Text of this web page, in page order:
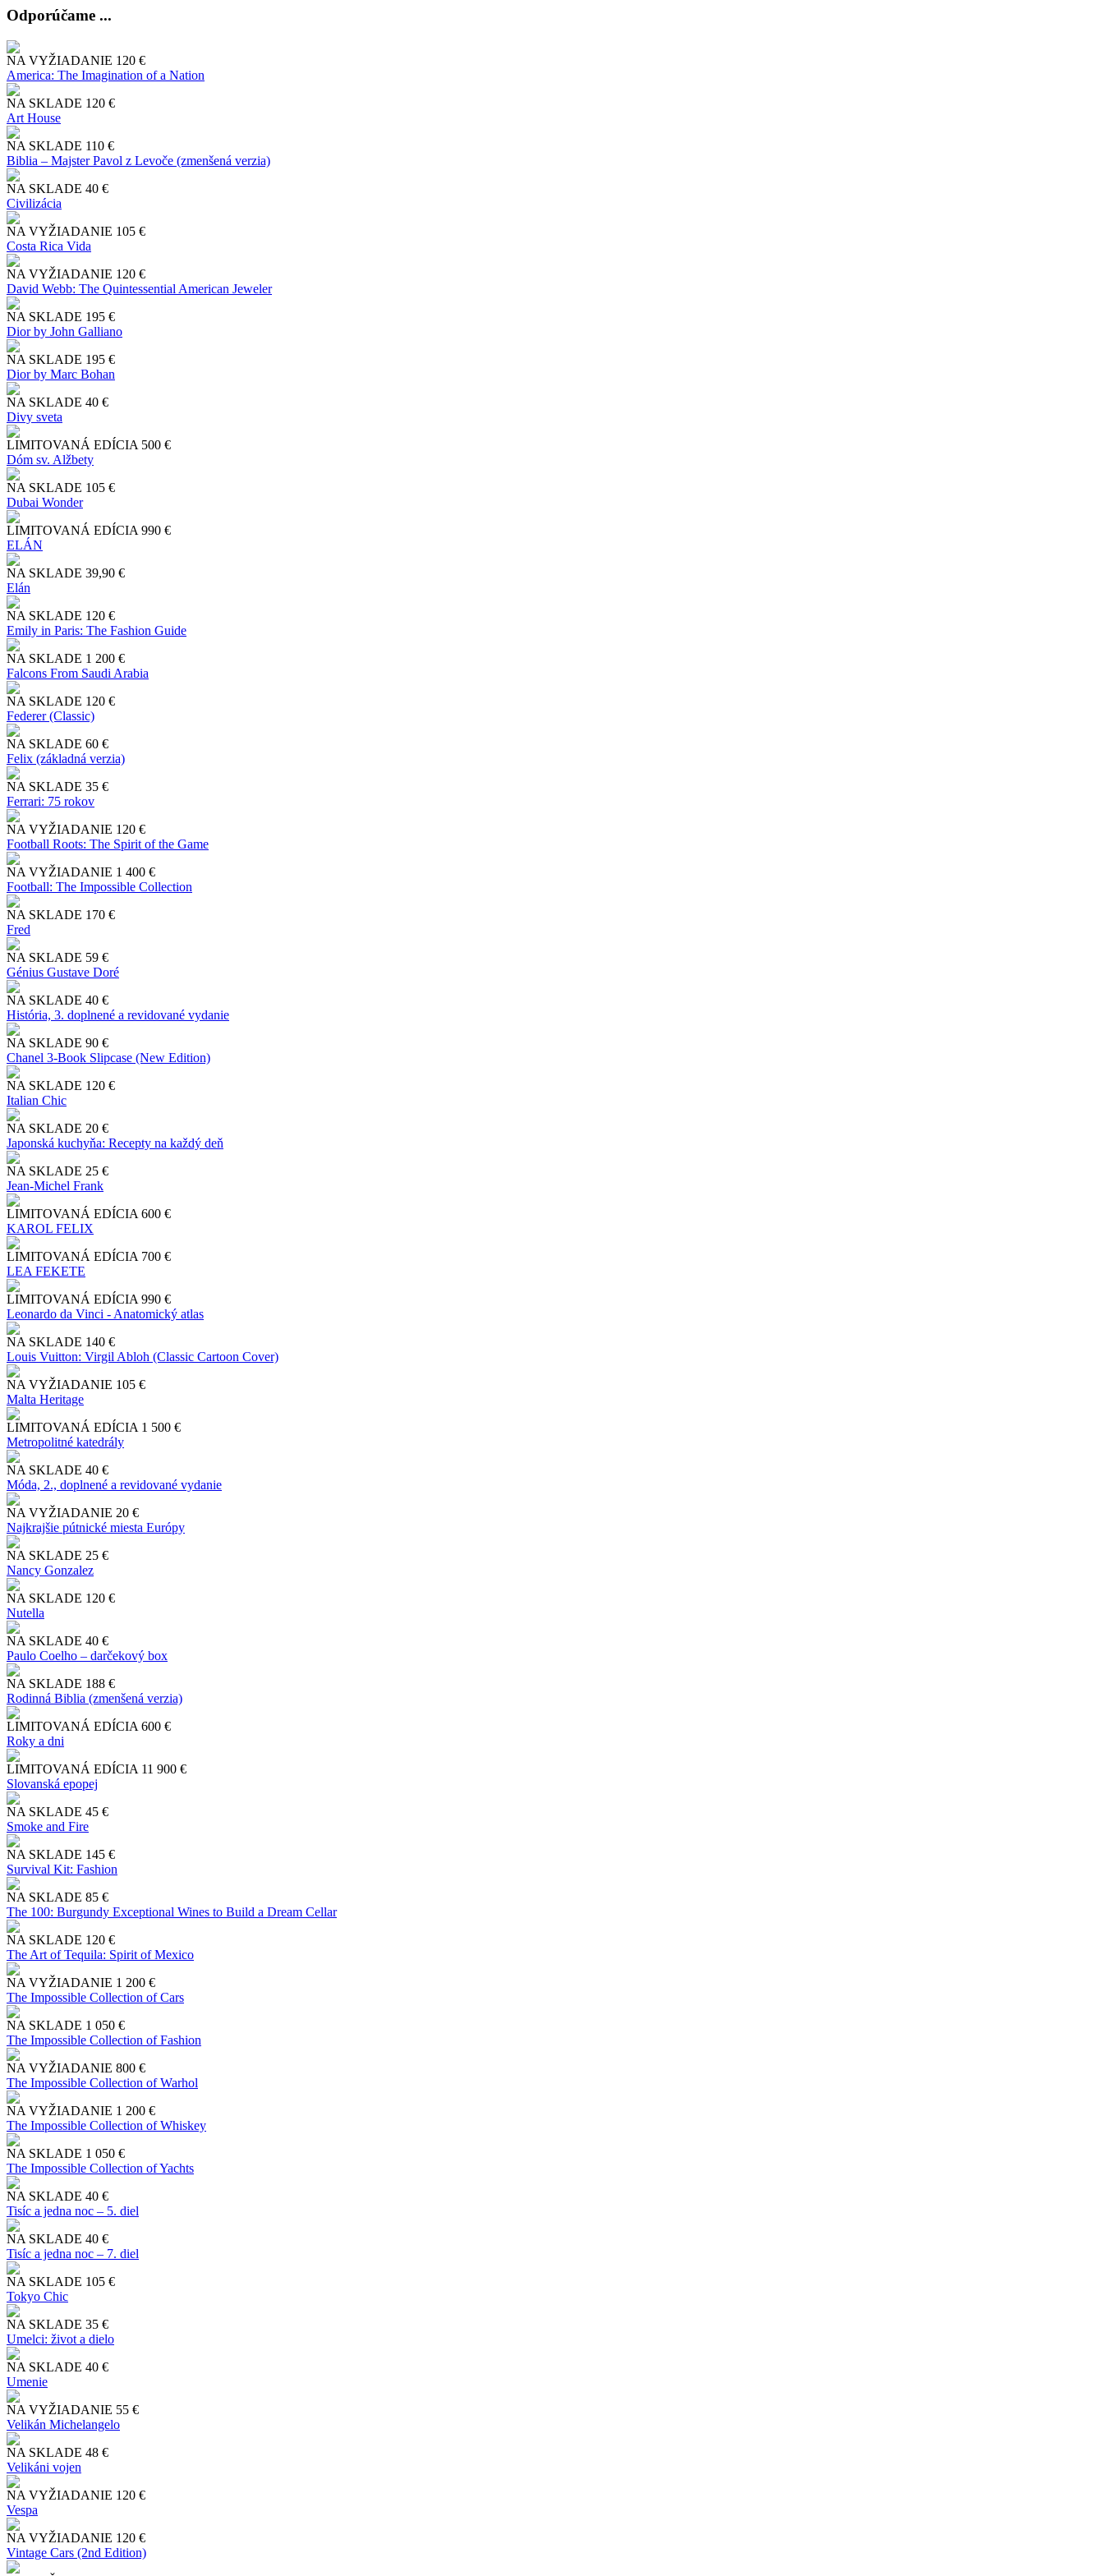
Odporúčame ...
NA VYŽIADANIE 120 €
America: The Imagination of a Nation
NA SKLADE 120 €
Art House
NA SKLADE 110 €
Biblia – Majster Pavol z Levoče (zmenšená verzia)
NA SKLADE 40 €
Civilizácia
NA VYŽIADANIE 105 €
Costa Rica Vida
NA VYŽIADANIE 120 €
David Webb: The Quintessential American Jeweler
NA SKLADE 195 €
Dior by John Galliano
NA SKLADE 195 €
Dior by Marc Bohan
NA SKLADE 40 €
Divy sveta
LIMITOVANÁ EDÍCIA 500 €
Dóm sv. Alžbety
NA SKLADE 105 €
Dubai Wonder
LIMITOVANÁ EDÍCIA 990 €
ELÁN
NA SKLADE 39,90 €
Elán
NA SKLADE 120 €
Emily in Paris: The Fashion Guide
NA SKLADE 1 200 €
Falcons From Saudi Arabia
NA SKLADE 120 €
Federer (Classic)
NA SKLADE 60 €
Felix (základná verzia)
NA SKLADE 35 €
Ferrari: 75 rokov
NA VYŽIADANIE 120 €
Football Roots: The Spirit of the Game
NA VYŽIADANIE 1 400 €
Football: The Impossible Collection
NA SKLADE 170 €
Fred
NA SKLADE 59 €
Génius Gustave Doré
NA SKLADE 40 €
História, 3. doplnené a revidované vydanie
NA SKLADE 90 €
Chanel 3-Book Slipcase (New Edition)
NA SKLADE 120 €
Italian Chic
NA SKLADE 20 €
Japonská kuchyňa: Recepty na každý deň
NA SKLADE 25 €
Jean-Michel Frank
LIMITOVANÁ EDÍCIA 600 €
KAROL FELIX
LIMITOVANÁ EDÍCIA 700 €
LEA FEKETE
LIMITOVANÁ EDÍCIA 990 €
Leonardo da Vinci - Anatomický atlas
NA SKLADE 140 €
Louis Vuitton: Virgil Abloh (Classic Cartoon Cover)
NA VYŽIADANIE 105 €
Malta Heritage
LIMITOVANÁ EDÍCIA 1 500 €
Metropolitné katedrály
NA SKLADE 40 €
Móda, 2., doplnené a revidované vydanie
NA VYŽIADANIE 20 €
Najkrajšie pútnické miesta Európy
NA SKLADE 25 €
Nancy Gonzalez
NA SKLADE 120 €
Nutella
NA SKLADE 40 €
Paulo Coelho – darčekový box
NA SKLADE 188 €
Rodinná Biblia (zmenšená verzia)
LIMITOVANÁ EDÍCIA 600 €
Roky a dni
LIMITOVANÁ EDÍCIA 11 900 €
Slo​vanská epopej
NA SKLADE 45 €
Smoke and Fire
NA SKLADE 145 €
Survival Kit: Fashion
NA SKLADE 85 €
The 100: Burgundy Exceptional Wines to Build a Dream Cellar
NA SKLADE 120 €
The Art of Tequila: Spirit of Mexico
NA VYŽIADANIE 1 200 €
The Impossible Collection of Cars
NA SKLADE 1 050 €
The Impossible Collection of Fashion
NA VYŽIADANIE 800 €
The Impossible Collection of Warhol
NA VYŽIADANIE 1 200 €
The Impossible Collection of Whiskey
NA SKLADE 1 050 €
The Impossible Collection of Yachts
NA SKLADE 40 €
Tisíc a jedna noc – 5. diel
NA SKLADE 40 €
Tisíc a jedna noc – 7. diel
NA SKLADE 105 €
Tokyo Chic
NA SKLADE 35 €
Umelci: život a dielo
NA SKLADE 40 €
Umenie
NA VYŽIADANIE 55 €
Velikán Michelangelo
NA SKLADE 48 €
Velikáni vojen
NA VYŽIADANIE 120 €
Vespa
NA VYŽIADANIE 120 €
Vintage Cars (2nd Edition)